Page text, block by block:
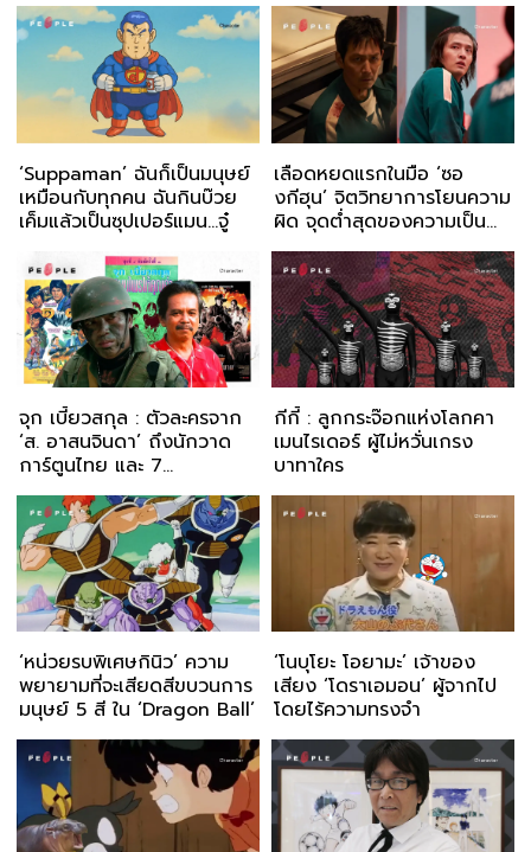
‘Suppaman’ ฉันก็เป็นมนุษย์
เหมือนกับทุกคน ฉันกินบ๊วย
เค็มแล้วเป็นซุปเปอร์แมน...จู๋
เลือดหยดแรกในมือ ‘ซอ
งกีฮุน’ จิตวิทยาการโยนความ
ผิด จุดต่ำสุดของความเป็น
มนุษย์
จุก เบี้ยวสกุล : ตัวละครจาก
‘ส. อาสนจินดา’ ถึงนักวาด
การ์ตูนไทย และ 7
ประจัญบาน
กีกี้ : ลูกกระจ๊อกแห่งโลกคา
เมนไรเดอร์ ผู้ไม่หวั่นเกรง
บาทาใคร
‘หน่วยรบพิเศษกินิว’ ความ
พยายามที่จะเสียดสีขบวนการ
มนุษย์ 5 สี ใน ‘Dragon Ball’
‘โนบุโยะ โอยามะ’ เจ้าของ
เสียง ‘โดราเอมอน’ ผู้จากไป
โดยไร้ความทรงจำ